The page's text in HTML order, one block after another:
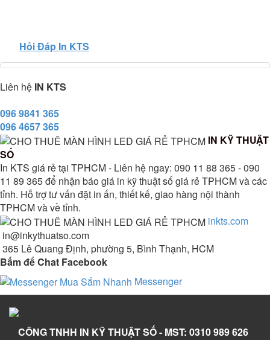
Hỏi Đáp In KTS
Liên hệ IN KTS
096 9841 365
096 4657 365
IN KỸ THUẬT
SỐ
In KTS giá rẻ tại TPHCM - Liên hệ ngay: 090 11 88 365 - 090
11 89 365 để nhận báo giá in kỹ thuật số giá rẻ TPHCM và các
tỉnh. Hỗ trợ tư vấn đặt in ấn, thiết kế, giao hàng nội thành
TPHCM và về tỉnh.
inkts.com
in@inkythuatso.com
365 Lê Quang Định, phường 5, Bình Thạnh, HCM
Bấm để Chat Facebook
Messenger
CÔNG TNHH IN KỸ THUẬT SỐ - MST: 0310 989 626